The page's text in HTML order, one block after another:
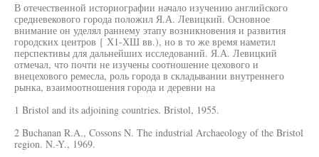
В отечественной историографии начало изучению английского
средневекового города положил Я.А. Левицкий. Основное
внимание он уделял раннему этапу возникновения и развития
городских центров { Х1-ХШ вв.), но в то же время наметил
перспективы для дальнейших исследований. Я.А. Левицкий
отмечал, что почти не изучены соотношение цехового и
внецехового ремесла, роль города в складывании внутреннего
рынка, взаимоотношения города и деревни на
1 Bristol and its adjoining countries. Bristol, 1955.
2 Buchanan R.A., Cossons N. The industrial Archaeology of the Bristol
region. N.-Y., 1969.